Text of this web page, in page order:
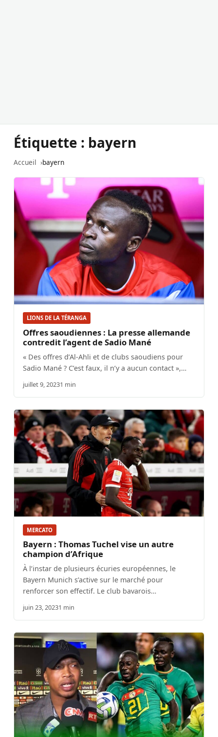
Étiquette : bayern
Accueil bayern
LIONS DE LA TÉRANGA
Offres saoudiennes : La presse allemande
contredit l’agent de Sadio Mané
« Des offres d’Al-Ahli et de clubs saoudiens pour
Sadio Mané ? C’est faux, il n’y a aucun contact »,…
juillet 9, 20231 min
MERCATO
Bayern : Thomas Tuchel vise un autre
champion d’Afrique
À l’instar de plusieurs écuries européennes, le
Bayern Munich s’active sur le marché pour
renforcer son effectif. Le club bavarois…
juin 23, 20231 min